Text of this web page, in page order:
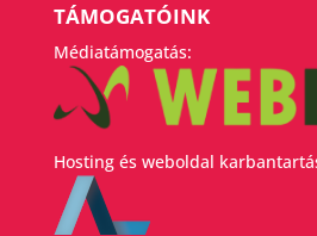
TÁMOGATÓINK
Médiatámogatás:
Hosting és weboldal